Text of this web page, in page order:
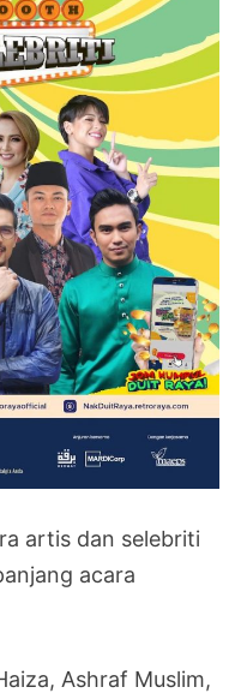
artis dan selebriti
acara
Ashraf Muslim,